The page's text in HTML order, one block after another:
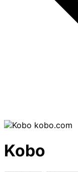
kobo.com
Kobo